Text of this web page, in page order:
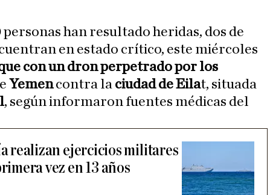
personas han resultado heridas, dos de
en estado crítico, este miércoles
con un dron perpetrado por los
Yemencontra la ciudad de Eilat, situada
, según informaron fuentes médicas del
realizan ejercicios militares
vez en 13 años